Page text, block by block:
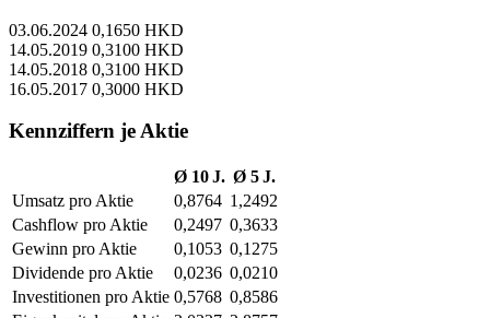
03.06.2024 0,1650 HKD
14.05.2019 0,3100 HKD
14.05.2018 0,3100 HKD
16.05.2017 0,3000 HKD
Kennziffern je Aktie
Ø 10 J. Ø 5 J.
Umsatz pro Aktie
0,8764 1,2492
Cashflow pro Aktie
0,2497 0,3633
Gewinn pro Aktie
0,1053 0,1275
Dividende pro Aktie
0,0236 0,0210
Investitionen pro Aktie 0,5768 0,8586